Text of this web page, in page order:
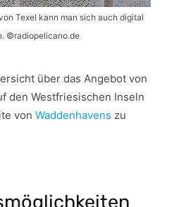
Texel kann man sich auch digital
©radiopelicano.de
über das Angebot von
den Westfriesischen Inseln
von Waddenhavens zu